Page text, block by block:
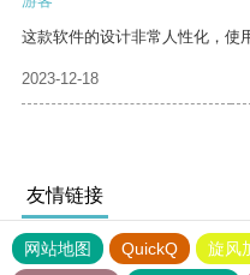
这款软件的设计非常人性化，使
2023-12-18
友情链接
网站地图 QuickQ 旋风